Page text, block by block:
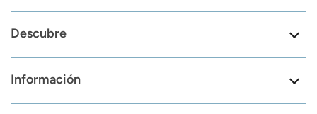
Descubre
Información